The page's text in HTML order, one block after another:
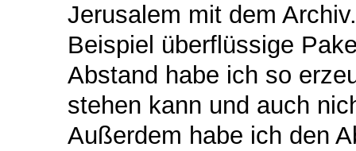
Jerusalem mit dem
Beispiel überflüssige
Abstand habe ich so
stehen kann und auch
Außerdem habe ich den